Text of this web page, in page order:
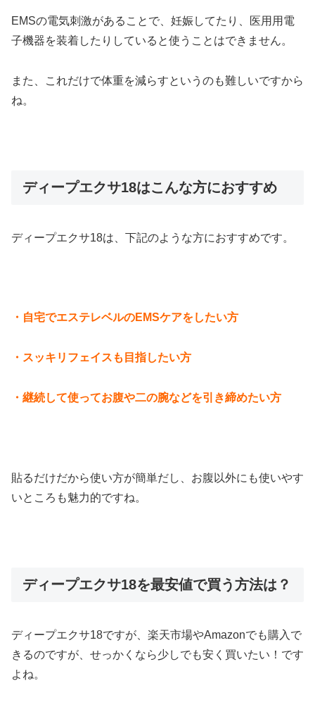
EMSの電気刺激があることで、妊娠してたり、医用用電
子機器を装着したりしていると使うことはできません。
また、これだけで体重を減らすというのも難しいですから
ね。
ディープエクサ18はこんな方におすすめ
ディープエクサ18は、下記のような方におすすめです。
・自宅でエステレベルのEMSケアをしたい方
・スッキリフェイスも目指したい方
・継続して使ってお腹や二の腕などを引き締めたい方
貼るだけだから使い方が簡単だし、お腹以外にも使いやす
いところも魅力的ですね。
ディープエクサ18を最安値で買う方法は？
ディープエクサ18ですが、楽天市場やAmazonでも購入で
きるのですが、せっかくなら少しでも安く買いたい！です
よね。